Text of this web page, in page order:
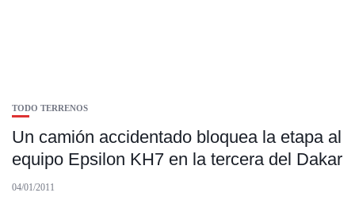
TODO TERRENOS
Un camión accidentado bloquea la etapa al
equipo Epsilon KH7 en la tercera del Dakar
04/01/2011